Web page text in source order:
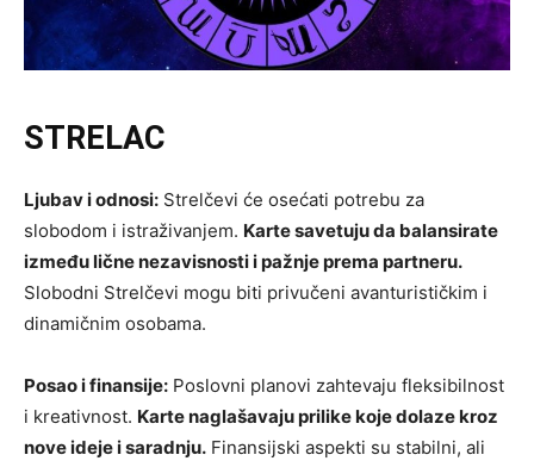
STRELAC
Ljubav i odnosi: Strelčevi će osećati potrebu za
slobodom i istraživanjem. Karte savetuju da balansirate
između lične nezavisnosti i pažnje prema partneru.
Slobodni Strelčevi mogu biti privučeni avanturističkim i
dinamičnim osobama.
Posao i finansije: Poslovni planovi zahtevaju fleksibilnost
i kreativnost. Karte naglašavaju prilike koje dolaze kroz
nove ideje i saradnju. Finansijski aspekti su stabilni, ali